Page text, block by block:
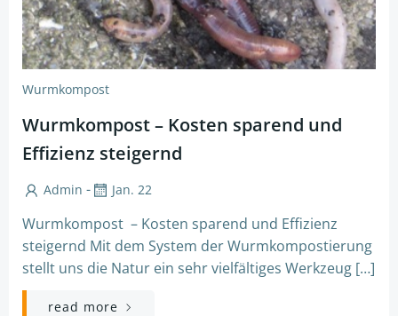
Wurmkompost
Wurmkompost – Kosten sparend und
Effizienz steigernd
Admin - Jan. 22
Wurmkompost – Kosten sparend und Effizienz
steigernd Mit dem System der Wurmkompostierung
stellt uns die Natur ein sehr vielfältiges Werkzeug […]
read more